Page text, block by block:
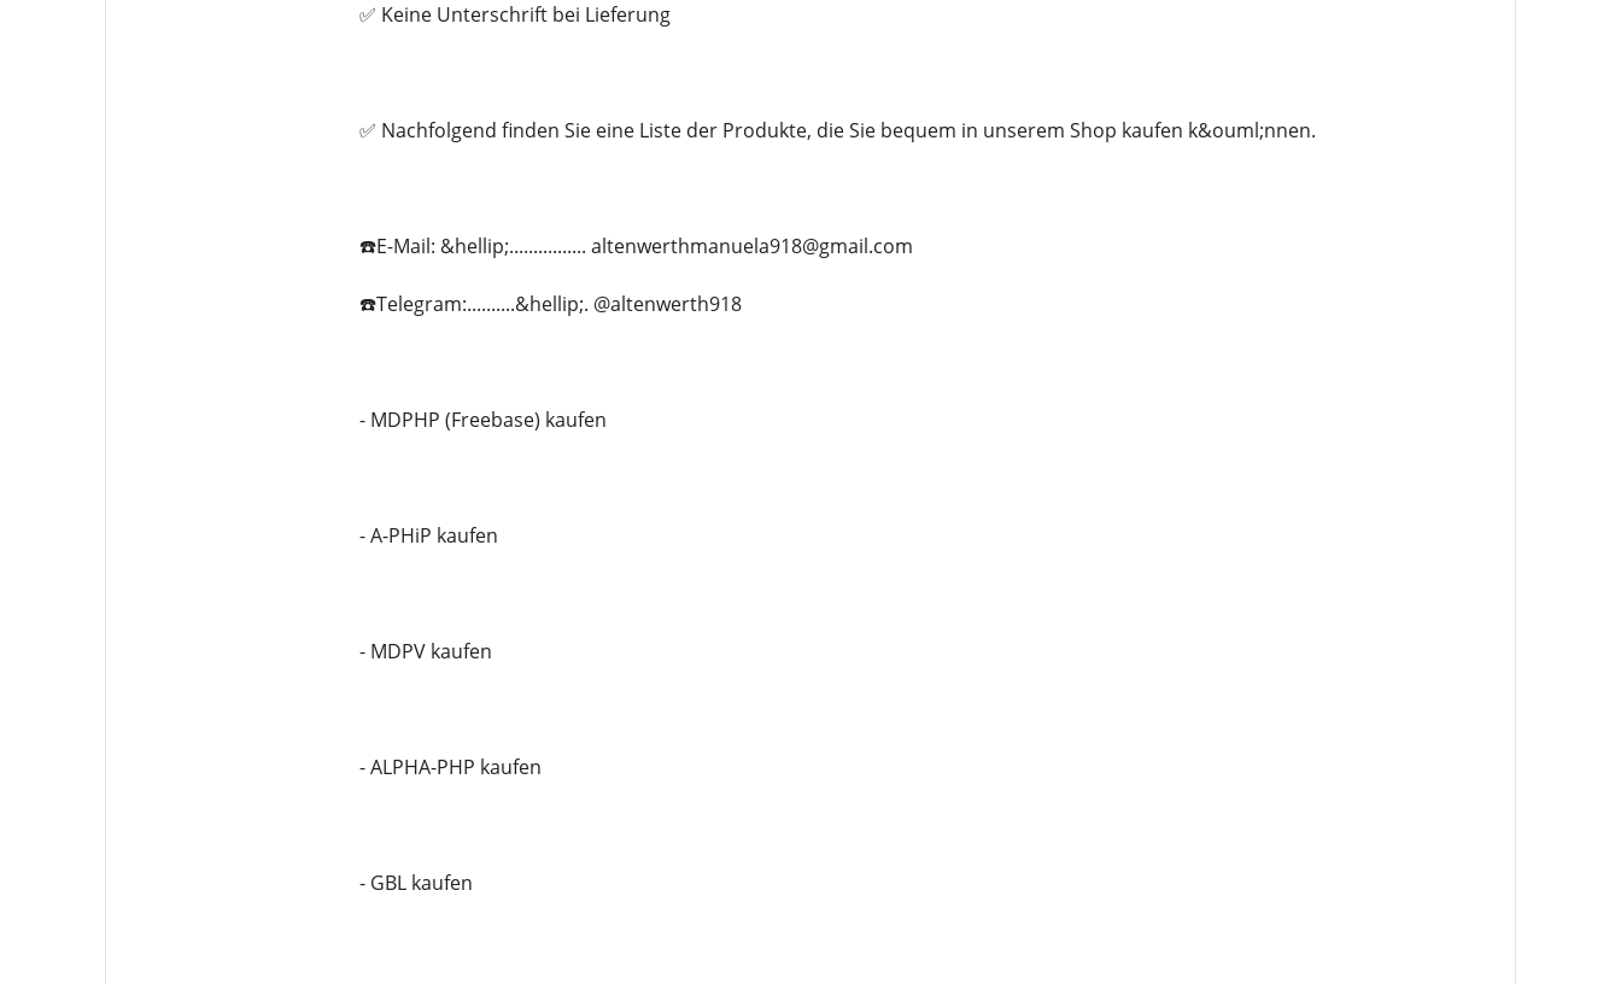
✅ Keine Unterschrift bei Lieferung
✅ Nachfolgend finden Sie eine Liste der Produkte, die Sie bequem in unserem Shop kaufen k&ouml;nnen.
☎️E-Mail: &hellip;................ altenwerthmanuela918@gmail.com
☎️Telegram:..........&hellip;. @altenwerth918
- MDPHP (Freebase) kaufen
- A-PHiP kaufen
- MDPV kaufen
- ALPHA-PHP kaufen
- GBL kaufen